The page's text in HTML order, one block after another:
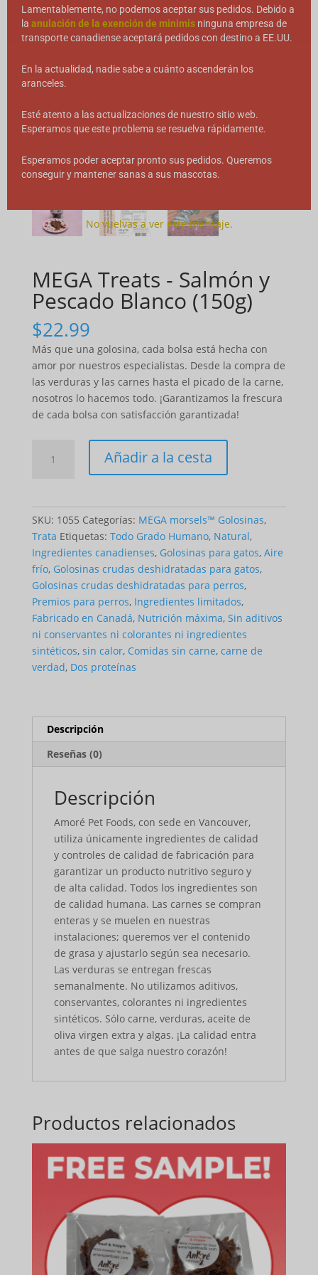
MEGA Treats - Salmón y
Pescado Blanco (150g)
$22.99
Más que una golosina, cada bolsa está hecha con
amor por nuestros especialistas. Desde la compra de
las verduras y las carnes hasta el picado de la carne,
nosotros lo hacemos todo. ¡Garantizamos la frescura
de cada bolsa con satisfacción garantizada!
MEGA
Whitefish
(150g)
Añadir a la cesta
SKU: 1055 Categorías: MEGA morsels™ Golosinas,
Trata Etiquetas: Todo Grado Humano, Natural,
Ingredientes canadienses, Golosinas para gatos, Aire
frío, Golosinas crudas deshidratadas para gatos,
Golosinas crudas deshidratadas para perros,
Premios para perros, Ingredientes limitados,
Fabricado en Canadá, Nutrición máxima, Sin aditivos
ni conservantes ni colorantes ni ingredientes
sintéticos, sin calor, Comidas sin carne, carne de
verdad, Dos proteínas
Descripción
Reseñas (0)
Descripción
Amoré Pet Foods, con sede en Vancouver,
utiliza únicamente ingredientes de calidad
y controles de calidad de fabricación para
garantizar un producto nutritivo seguro y
de alta calidad. Todos los ingredientes son
de calidad humana. Las carnes se compran
enteras y se muelen en nuestras
instalaciones; queremos ver el contenido
de grasa y ajustarlo según sea necesario.
Las verduras se entregan frescas
semanalmente. No utilizamos aditivos,
conservantes, colorantes ni ingredientes
sintéticos. Sólo carne, verduras, aceite de
oliva virgen extra y algas. ¡La calidad entra
antes de que salga nuestro corazón!
Productos relacionados
Lamentablemente, no podemos aceptar sus pedidos. Debido a
la anulación de la exención de minimis ninguna empresa de
transporte canadiense aceptará pedidos con destino a EE.UU.
En la actualidad, nadie sabe a cuánto ascenderán los
aranceles.
Esté atento a las actualizaciones de nuestro sitio web.
Esperamos que este problema se resuelva rápidamente.
Esperamos poder aceptar pronto sus pedidos. Queremos
conseguir y mantener sanas a sus mascotas.
No vuelvas a ver este mensaje.